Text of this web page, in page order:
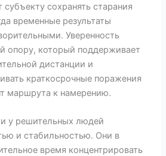
субъекту сохранять старания
временные результаты
Уверенность
опору, который поддерживает
дистанции и
краткосрочные поражения
маршрута к намерению.
у решительных людей
и стабильностью. Они в
время концентрировать